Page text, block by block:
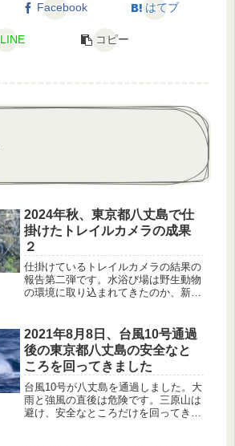
Facebook はてブ
LINE コピー
2024年秋、東京都八丈島で仕
掛けたトレイルカメラの成果
２
仕掛けているトレイルカメラの結果の
報告第二弾です。水浴び場は野生動物
の環境に取り込まれてきたのか、新し
2021年8月8日、台風10号通過
後の東京都八丈島の安全なと
ころを回ってきました
台風10号が八丈島を通過しました。大
雨と強風の直後は危険です。三原山は
避け、安全なところだけを回ってきま